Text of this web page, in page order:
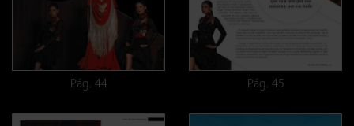
Pág. 44 Pág. 45